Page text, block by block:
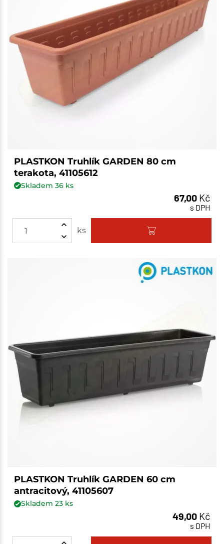
PLASTKON Truhlík GARDEN 80 cm
terakota, 41105612
Skladem 36ks
67,00 Kč
s DPH
ks
PLASTKON Truhlík GARDEN 60 cm
antracitový, 41105607
Skladem 23ks
49,00 Kč
s DPH